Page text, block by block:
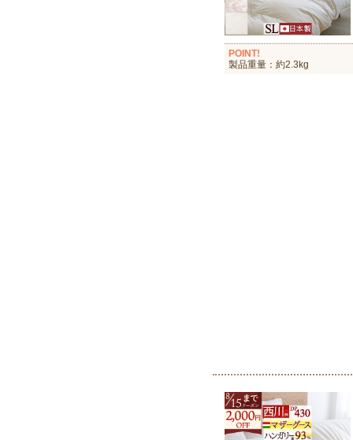
POINT!
製品重量：約2.3kg